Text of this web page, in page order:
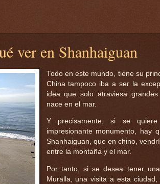
ver en Shanhaiguan
Todo en este mundo, tiene su
China tampoco iba a ser la
idea que solo atraviesa
nace en el mar.
Y precisamente, si se
impresionante monumento, hay
Shanhaiguan, que en chino,
entre la montaña y el mar.
Por tanto, si se desea tener
Muralla, una visita a esta